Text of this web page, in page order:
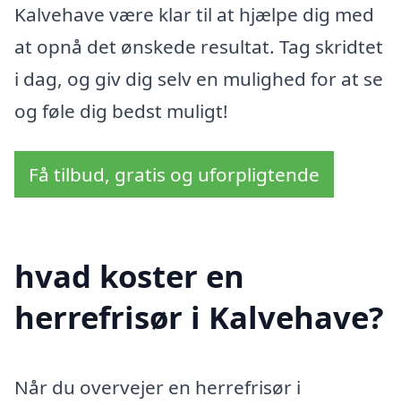
Kalvehave være klar til at hjælpe dig med
at opnå det ønskede resultat. Tag skridtet
i dag, og giv dig selv en mulighed for at se
og føle dig bedst muligt!
Få tilbud, gratis og uforpligtende
hvad koster en
herrefrisør i Kalvehave?
Når du overvejer en herrefrisør i